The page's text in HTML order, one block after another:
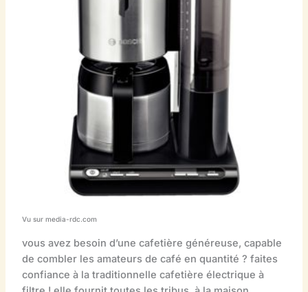
Vu sur media-rdc.com
vous avez besoin d’une cafetière généreuse, capable
de combler les amateurs de café en quantité ? faites
confiance à la traditionnelle cafetière électrique à